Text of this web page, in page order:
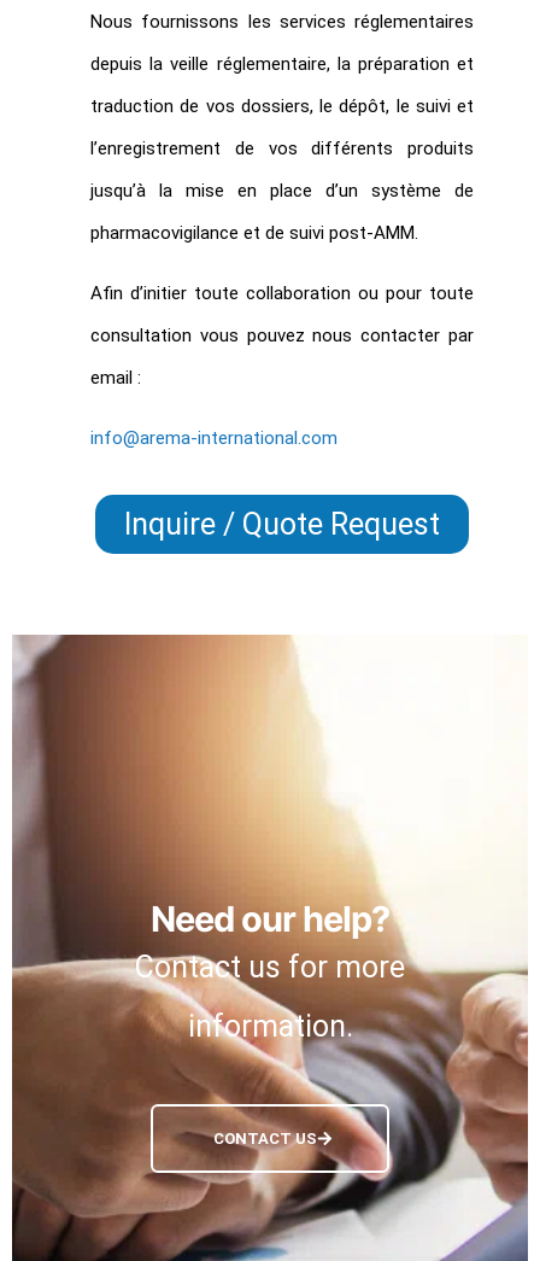
Nous fournissons les services réglementaires
depuis la veille réglementaire, la préparation et
traduction de vos dossiers, le dépôt, le suivi et
l’enregistrement de vos différents produits
jusqu’à la mise en place d’un système de
pharmacovigilance et de suivi post-AMM.
Afin d’initier toute collaboration ou pour toute
consultation vous pouvez nous contacter par
email :
info@arema-international.com
Inquire / Quote Request
Need our help?
Contact us for more
information.
CONTACT US